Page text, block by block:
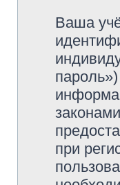
Ваша
при